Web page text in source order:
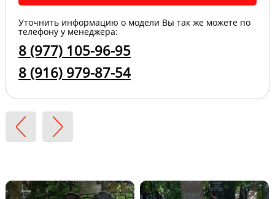
Уточнить информацию о модели Вы так же можете по
телефону у менеджера:
8 (977) 105-96-95
8 (916) 979-87-54